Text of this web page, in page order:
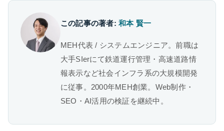
この記事の著者:和本 賢一
MEH代表 / システムエンジニア。前職は
大手SIerにて鉄道運行管理・高速道路情
報表示など社会インフラ系の大規模開発
に従事。2000年MEH創業。Web制作・
SEO・AI活用の検証を継続中。